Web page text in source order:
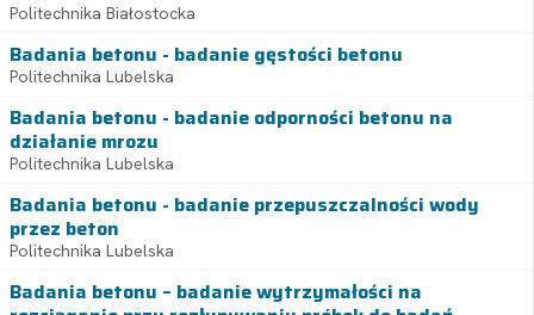
Politechnika Białostocka
Badania betonu - badanie gęstości betonu
Politechnika Lubelska
Badania betonu - badanie odporności betonu na
działanie mrozu
Politechnika Lubelska
Badania betonu - badanie przepuszczalności wody
przez beton
Politechnika Lubelska
Badania betonu – badanie wytrzymałości na